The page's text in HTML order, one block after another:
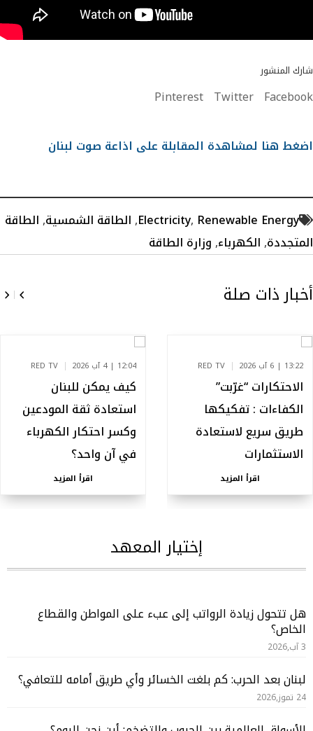
شارك المنشور
Facebook
Twitter
Pinterest
اضغط هنا لمشاهدة المقابلة على اذاعة صوت لبنان
Electricity, Renewable Energy
,الطاقة الشمسية,الطاقة
المتجددة,الكهرباء,وزارة الطاقة
أخبار ذات صلة
13:22 | 6 آب 2026 RED TV
الاحتكارات “غرّبت”
الكفاءات : تفكيكها
طريق سريع لاستعادة
الاستثمارات
اقرأ المزيد
12:04 | 4 آب 2026 RED TV
كيف يمكن للبنان
استعادة ثقة المودعين
وكسر احتكار الكهرباء
في آن واحد؟
اقرأ المزيد
إختيار المعهد
هل تتحول زيادة الرواتب إلى عبء على المواطن والقطاع
الخاص؟
3 آب,2026
لبنان بعد الحرب: كم بلغت الخسائر وأي طريق أمامه للتعافي؟
24 تموز,2026